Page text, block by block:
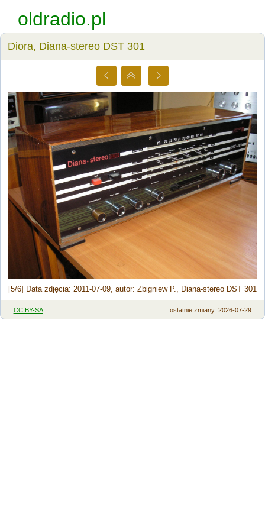
oldradio.pl
Diora, Diana-stereo DST 301
[5/6] Data zdjęcia: 2011-07-09, autor: Zbigniew P., Diana-stereo DST 301
CC BY-SA ostatnie zmiany: 2026-07-29